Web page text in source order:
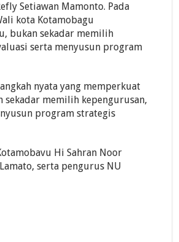
Setiawan Mamonto. Pada
kota Kotamobagu
bukan sekadar memilih
serta menyusun program
nyata yang memperkuat
sekadar memilih kepengurusan,
program strategis
Hi Sahran Noor
serta pengurus NU